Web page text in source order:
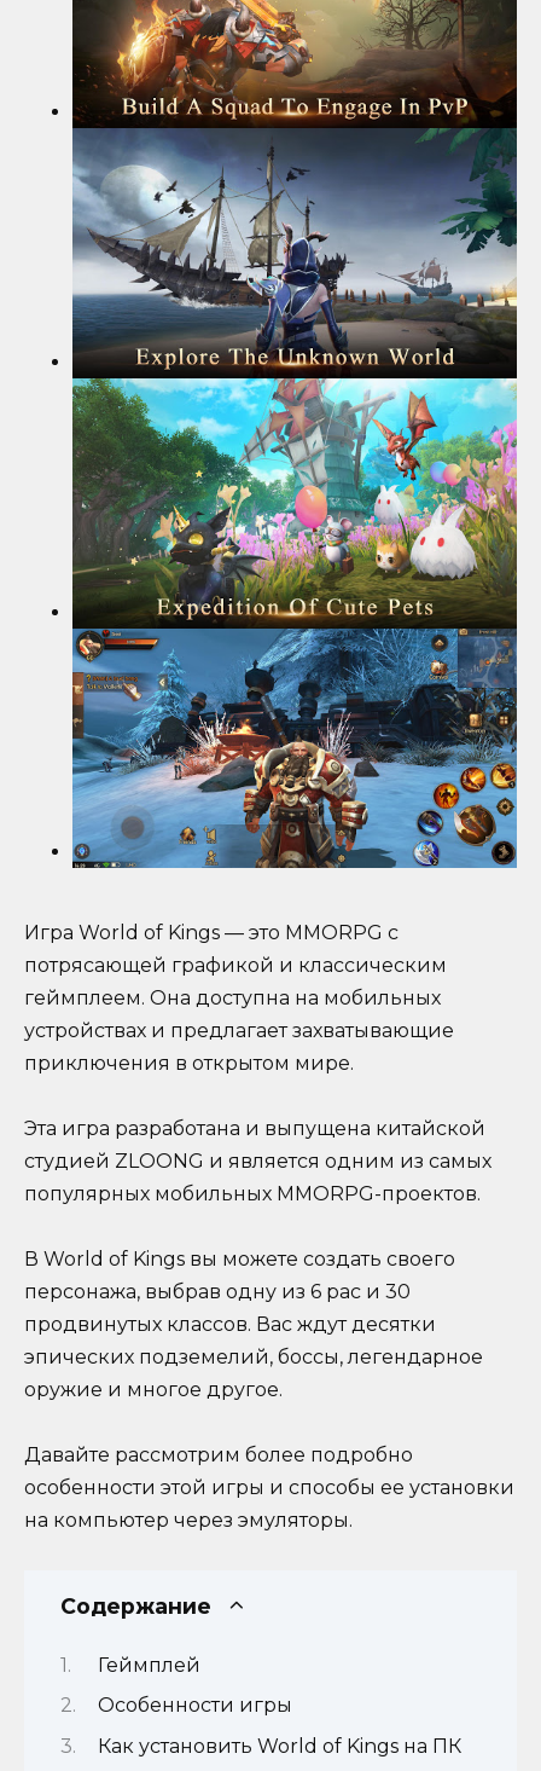
Игра World of Kings — это MMORPG с
потрясающей графикой и классическим
геймплеем. Она доступна на мобильных
устройствах и предлагает захватывающие
приключения в открытом мире.
Эта игра разработана и выпущена китайской
студией ZLOONG и является одним из самых
популярных мобильных MMORPG-проектов.
В World of Kings вы можете создать своего
персонажа, выбрав одну из 6 рас и 30
продвинутых классов. Вас ждут десятки
эпических подземелий, боссы, легендарное
оружие и многое другое.
Давайте рассмотрим более подробно
особенности этой игры и способы ее установки
на компьютер через эмуляторы.
Содержание
Геймплей
Особенности игры
Как установить World of Kings на ПК